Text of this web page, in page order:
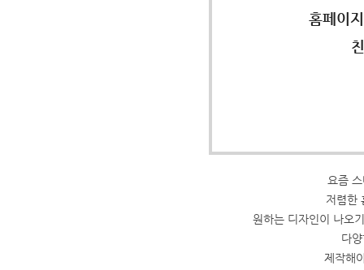
홈페이
요즘
저렴한
원하는 디자인이 나오
다
제작해